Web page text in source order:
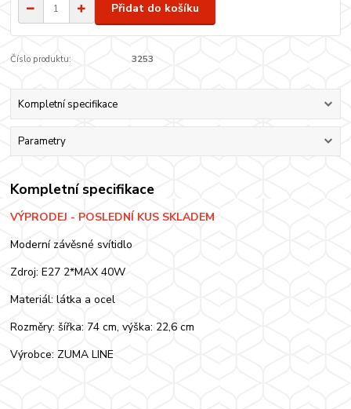
Přidat do košíku
Číslo produktu: 3253
Kompletní specifikace
Parametry
Kompletní specifikace
VÝPRODEJ - POSLEDNÍ KUS SKLADEM
Moderní závěsné svítidlo
Zdroj: E27 2*MAX 40W
Materiál: látka a ocel
Rozměry: šířka: 74 cm, výška: 22,6 cm
Výrobce: ZUMA LINE